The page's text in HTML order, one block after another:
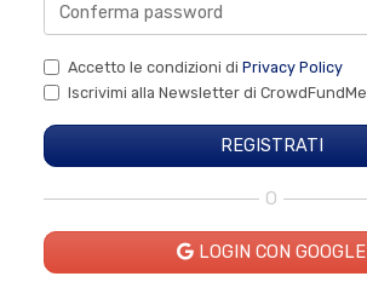
Accetto le condizioni di Privacy Policy
Iscrivimi alla Newsletter di CrowdFundMe
O
LOGIN CON GOOGLE